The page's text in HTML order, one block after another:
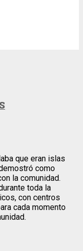
que eran islas
como
la comunidad.
toda la
con centros
cada momento